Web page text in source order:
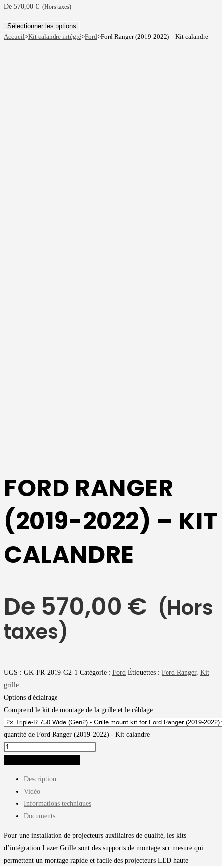
De 570,00 € (Hors taxes)
Sélectionner les options
Accueil>Kit calandre intégré>Ford>Ford Ranger (2019-2022) – Kit calandre
FORD RANGER
(2019-2022) – KIT
CALANDRE
De 570,00 € (Hors
taxes)
UGS : GK-FR-2019-G2-1 Catégorie : Ford Étiquettes : Ford Ranger, Kit
grille
Options d'éclairage
Comprend le kit de montage de la grille et le câblage
quantité de Ford Ranger (2019-2022) - Kit calandre
Description
Vidéo
Informations techniques
Documents
Pour une installation de projecteurs auxiliaires de qualité, les kits
d’intégration Lazer Grille sont des supports de montage sur mesure qui
permettent un montage rapide et facile des projecteurs LED haute